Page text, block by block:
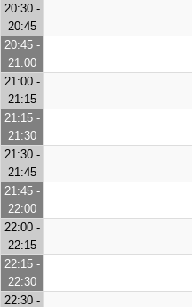
20:30 -
20:45
20:45 -
21:00
21:00 -
21:15
21:15 -
21:30
21:30 -
21:45
21:45 -
22:00
22:00 -
22:15
22:15 -
22:30
22:30 -